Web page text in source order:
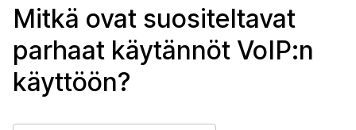
Mitkä ovat suositeltavat
parhaat käytännöt VoIP:n
käyttöön?